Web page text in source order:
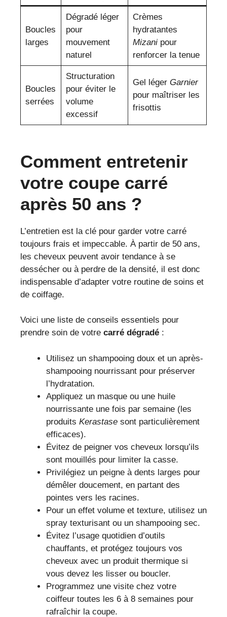
Boucles
larges
Dégradé léger
pour
mouvement
naturel
Crèmes
hydratantes
Mizanipour
renforcer la tenue
Boucles
serrées
Structuration
pour éviter le
volume
excessif
Gel léger Garnier
pour maîtriser les
frisottis
Comment entretenir
votre coupe carré
après 50 ans ?
L’entretien est la clé pour garder votre carré
toujours frais et impeccable. À partir de 50 ans,
les cheveux peuvent avoir tendance à se
dessécher ou à perdre de la densité, il est donc
indispensable d’adapter votre routine de soins et
de coiffage.
Voici une liste de conseils essentiels pour
prendre soin de votre carré dégradé :
Utilisez un shampooing doux et un après-
shampooing nourrissant pour préserver
l’hydratation.
Appliquez un masque ou une huile
nourrissante une fois par semaine (les
produits Kerastase sont particulièrement
efficaces).
Évitez de peigner vos cheveux lorsqu’ils
sont mouillés pour limiter la casse.
Privilégiez un peigne à dents larges pour
démêler doucement, en partant des
pointes vers les racines.
Pour un effet volume et texture, utilisez un
spray texturisant ou un shampooing sec.
Évitez l’usage quotidien d’outils
chauffants, et protégez toujours vos
cheveux avec un produit thermique si
vous devez les lisser ou boucler.
Programmez une visite chez votre
coiffeur toutes les 6 à 8 semaines pour
rafraîchir la coupe.